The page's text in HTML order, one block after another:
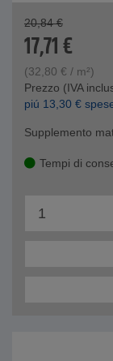
20,84 €
17,71€
(32,80 € / m²)
Prezzo (IVA
piú 13,30 €
Supplemento
Tempi di